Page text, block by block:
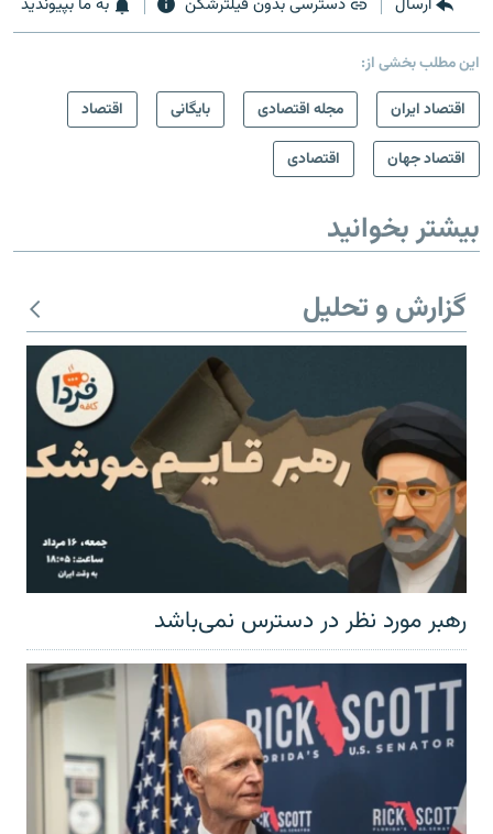
این مطلب بخشی از:
اقتصاد ایران
مجله اقتصادی بایگانی اقتصاد
اقتصاد جهان اقتصادی
بیشتر بخوانید
گزارش و تحلیل
رهبر مورد نظر در دسترس نمی‌باشد